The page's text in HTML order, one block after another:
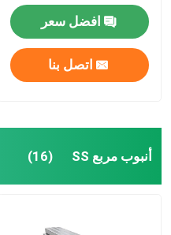
لفائف
افضل سعر
اتصل بنا
أنبوب مربع SS (16)